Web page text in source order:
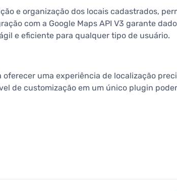
e organização dos locais cadastrados,
com a Google Maps API V3 garante
e eficiente para qualquer tipo de usuário.
uma experiência de localização
de customização em um único plugin